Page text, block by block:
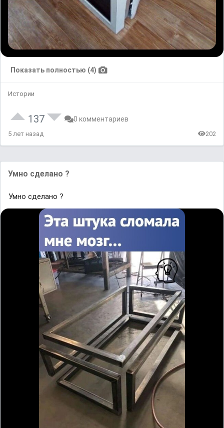
Показать полностью (4)
Истории
137 0 комментариев
5 лет назад 202
Умно сделано ?
Умно сделано ?